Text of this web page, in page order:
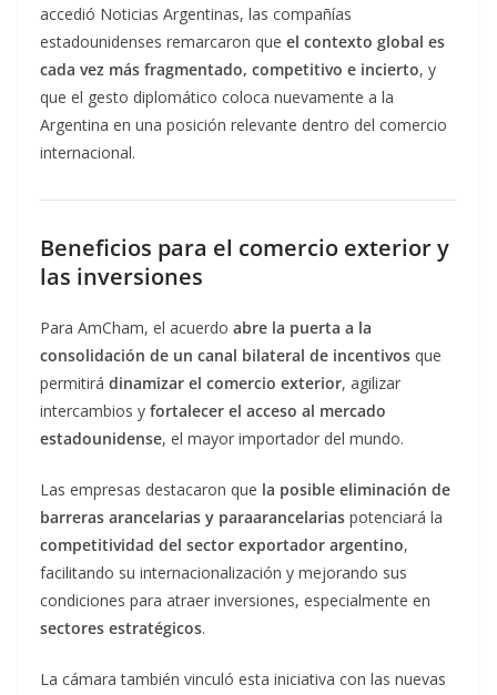
accedió Noticias Argentinas, las compañías
estadounidenses remarcaron que el contexto global es
cada vez más fragmentado, competitivo e incierto, y
que el gesto diplomático coloca nuevamente a la
Argentina en una posición relevante dentro del comercio
internacional.
Beneficios para el comercio exterior y
las inversiones
Para AmCham, el acuerdo abre la puerta a la
consolidación de un canal bilateral de incentivos que
permitirá dinamizar el comercio exterior, agilizar
intercambios y fortalecer el acceso al mercado
estadounidense, el mayor importador del mundo.
Las empresas destacaron que la posible eliminación de
barreras arancelarias y paraarancelarias potenciará la
competitividad del sector exportador argentino,
facilitando su internacionalización y mejorando sus
condiciones para atraer inversiones, especialmente en
sectores estratégicos.
La cámara también vinculó esta iniciativa con las nuevas